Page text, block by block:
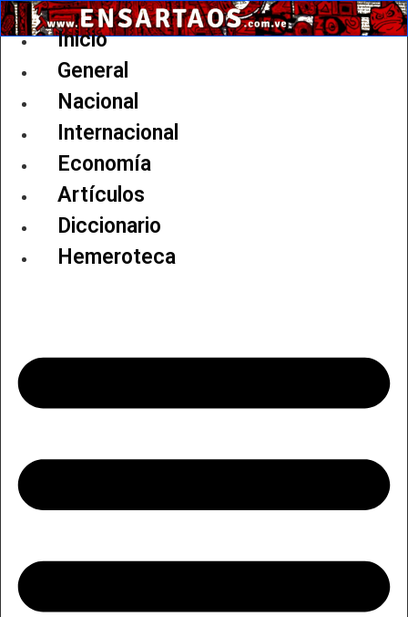
Ir
al
Inicio
General
Nacional
Internacional
Economía
Artículos
Diccionario
Hemeroteca